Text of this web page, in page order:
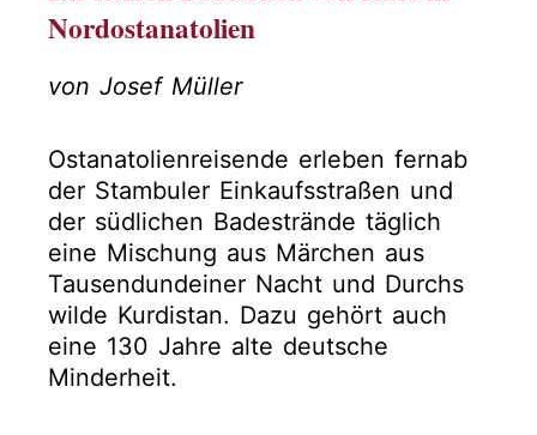
Nordostanatolien
von Josef Müller
Ostanatolienreisende erleben fernab
der Stambuler Einkaufsstraßen und
der südlichen Badestrände täglich
eine Mischung aus Märchen aus
Tausendundeiner Nacht und Durchs
wilde Kurdistan. Dazu gehört auch
eine 130 Jahre alte deutsche
Minderheit.